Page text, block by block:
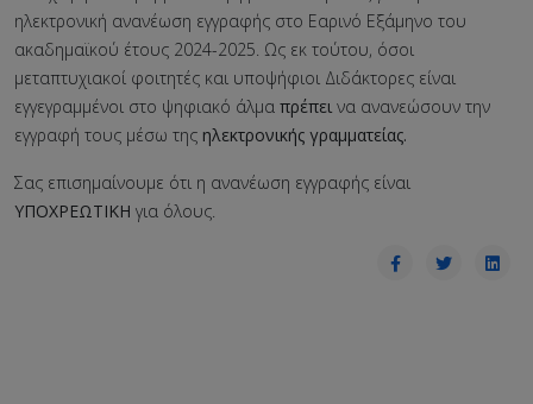
ηλεκτρονική ανανέωση εγγραφής στο Εαρινό Εξάμηνο του
ακαδημαϊκού έτους 2024-2025. Ως εκ τούτου, όσοι
μεταπτυχιακοί φοιτητές και υποψήφιοι Διδάκτορες είναι
εγγεγραμμένοι στο ψηφιακό άλμα πρέπει να ανανεώσουν την
εγγραφή τους μέσω της ηλεκτρονικής γραμματείας.
Σας επισημαίνουμε ότι η ανανέωση εγγραφής είναι
ΥΠΟΧΡΕΩΤΙΚΗ για όλους.